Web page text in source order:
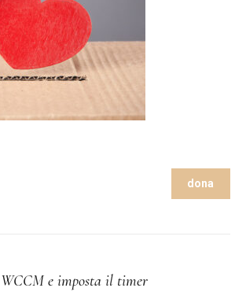
dona
WCCM e imposta il timer